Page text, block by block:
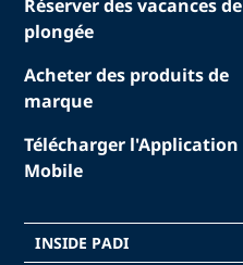
Réserver des vacances de
plongée
Acheter des produits de
marque
Télécharger l'Application
Mobile
INSIDE PADI